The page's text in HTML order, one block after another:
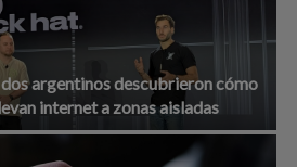
argentinos descubrieron cómo
internet a zonas aisladas